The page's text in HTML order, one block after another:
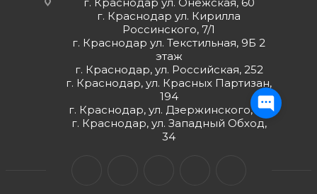
г. Краснодар ул. Кирилла
Россинского, 7/1
г. Краснодар ул. Текстильная, 9Б 2
этаж
г. Краснодар, ул. Российская, 252
г. Краснодар, ул. Красных Партизан,
194
г. Краснодар, ул. Дзержинского, 98
г. Краснодар, ул. Западный Обход,
34